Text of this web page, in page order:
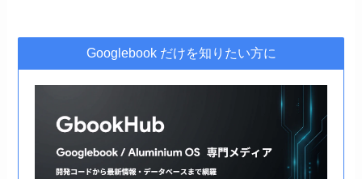
Googlebook だけを知りたい方に